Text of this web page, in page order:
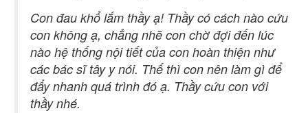
Con đau khổ lắm thầy ạ! Thầy có cách nào cứu
con không ạ, chẳng nhẽ con chờ đợi đến lúc
nào hệ thống nội tiết của con hoàn thiện như
các bác sĩ tây y nói. Thế thì con nên làm gì để
đẩy nhanh quá trình đó ạ. Thầy cứu con với
thầy nhé.